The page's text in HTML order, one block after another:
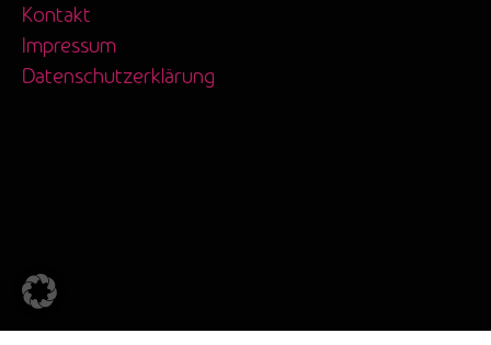
Kontakt
Impressum
Datenschutzerklärung